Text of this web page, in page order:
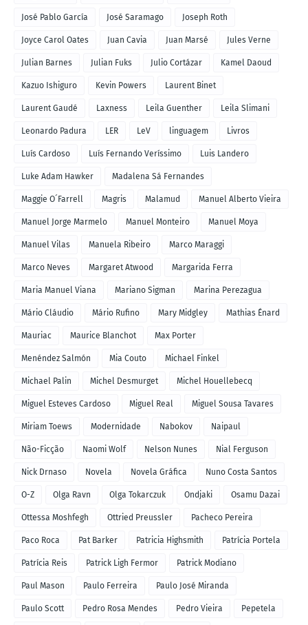
José Pablo García José Saramago Joseph Roth
Joyce Carol Oates Juan Cavia Juan Marsé Jules Verne
Julian Barnes Julian Fuks Julio Cortázar Kamel Daoud
Kazuo Ishiguro Kevin Powers Laurent Binet
Laurent Gaudé Laxness Leila Guenther Leila Slimani
Leonardo Padura LER LeV linguagem Livros
Luís Cardoso Luís Fernando Veríssimo Luis Landero
Luke Adam Hawker Madalena Sá Fernandes
Maggie O´Farrell Magris Malamud Manuel Alberto Vieira
Manuel Jorge Marmelo Manuel Monteiro Manuel Moya
Manuel Vilas Manuela Ribeiro Marco Maraggi
Marco Neves Margaret Atwood Margarida Ferra
Maria Manuel Viana Mariano Sigman Marina Perezagua
Mário Cláudio Mário Rufino Mary Midgley Mathias Énard
Mauriac Maurice Blanchot Max Porter
Menéndez Salmón Mia Couto Michael Finkel
Michael Palin Michel Desmurget Michel Houellebecq
Miguel Esteves Cardoso Miguel Real Miguel Sousa Tavares
Miriam Toews Modernidade Nabokov Naipaul
Não-Ficção Naomi Wolf Nelson Nunes Nial Ferguson
Nick Drnaso Novela Novela Gráfica Nuno Costa Santos
O-Z Olga Ravn Olga Tokarczuk Ondjaki Osamu Dazai
Ottessa Moshfegh Ottried Preussler Pacheco Pereira
Paco Roca Pat Barker Patricia Highsmith Patrícia Portela
Patrícia Reis Patrick Ligh Fermor Patrick Modiano
Paul Mason Paulo Ferreira Paulo José Miranda
Paulo Scott Pedro Rosa Mendes Pedro Vieira Pepetela